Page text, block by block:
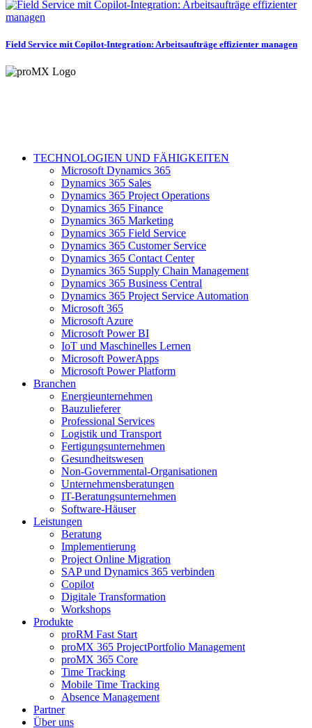
Field Service mit Copilot-Integration: Arbeitsaufträge effizienter managen
TECHNOLOGIEN UND FÄHIGKEITEN
Microsoft Dynamics 365
Dynamics 365 Sales
Dynamics 365 Project Operations
Dynamics 365 Finance
Dynamics 365 Marketing
Dynamics 365 Field Service
Dynamics 365 Customer Service
Dynamics 365 Contact Center
Dynamics 365 Supply Chain Management
Dynamics 365 Business Central
Dynamics 365 Project Service Automation
Microsoft 365
Microsoft Azure
Microsoft Power BI
IoT und Maschinelles Lernen
Microsoft PowerApps
Microsoft Power Platform
Branchen
Energieunternehmen
Bauzulieferer
Professional Services
Logistik und Transport
Fertigungsunternehmen
Gesundheitswesen
Non-Governmental-Organisationen
Unternehmensberatungen
IT-Beratungsunternehmen
Software-Häuser
Leistungen
Beratung
Implementierung
Project Online Migration
SAP und Dynamics 365 verbinden
Copilot
Digitale Transformation
Workshops
Produkte
proRM Fast Start
proMX 365 ProjectPortfolio Management
proMX 365 Core
Time Tracking
Mobile Time Tracking
Absence Management
Partner
Über uns